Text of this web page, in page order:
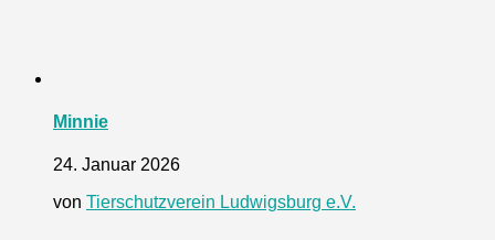
Minnie
24. Januar 2026
von Tierschutzverein Ludwigsburg e.V.